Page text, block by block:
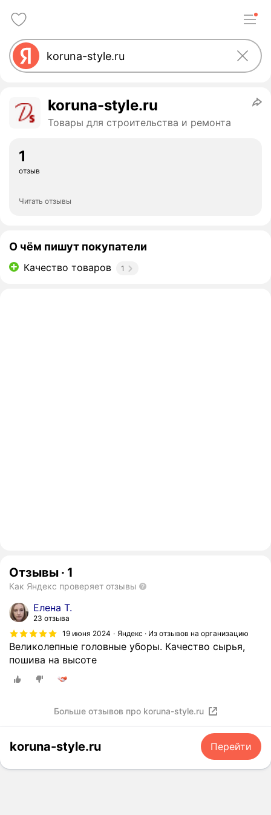
koruna-style.ru
Товары для строительства и ремонта
1
отзыв
Читать отзывы
О чём пишут покупатели
Качество товаров 1
Отзывы · 1
Как Яндекс проверяет отзывы
Елена Т.
23 отзыва
19 июня 2024
Яндекс · Из отзывов на организацию
Великолепные головные уборы. Качество сырья,
пошива на высоте
Больше отзывов про koruna-style.ru
koruna-style.ru Перейти